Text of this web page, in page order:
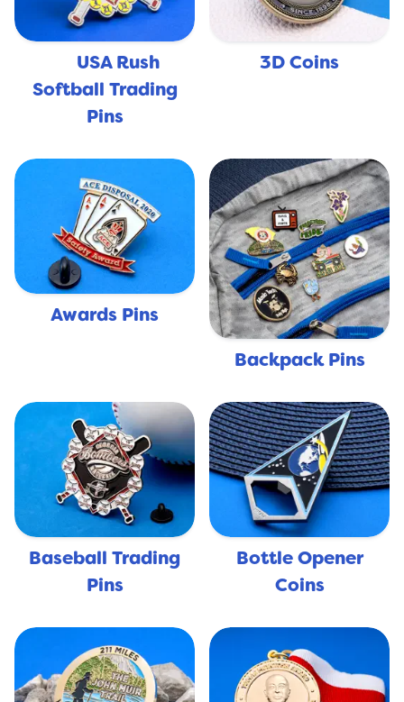
USA Rush
Softball Trading
Pins
3D Coins
Awards Pins
Backpack Pins
Baseball Trading
Pins
Bottle Opener
Coins